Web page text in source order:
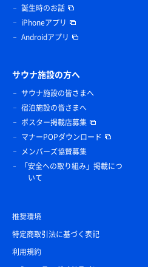
誕生時のお話
iPhoneアプリ
Androidアプリ
サウナ施設の方へ
サウナ施設の皆さまへ
宿泊施設の皆さまへ
ポスター掲載店募集
マナーPOPダウンロード
メンバーズ協賛募集
「安全への取り組み」掲載につ
いて
推奨環境
特定商取引法に基づく表記
利用規約